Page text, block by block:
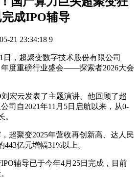
成IPO辅导
21 23:34:18 9
日，超聚变数字技术股份有限公司
年度重磅行业盛会——探索者2026大会
宏云发表了主题演讲。他回顾了超
司自2021年11月5日启航以来，从0-
。
超聚变2025年营收再创新高、达人民
亿元增幅31%以上。
辅导已于今年4月25日完成，目前